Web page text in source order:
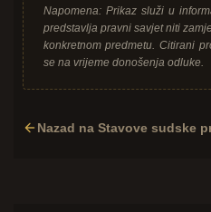
Napomena: Prikaz služi u
predstavlja pravni savjet niti
konkretnom predmetu. Citirani
se na vrijeme donošenja odluke.
Nazad na Stavove sudske